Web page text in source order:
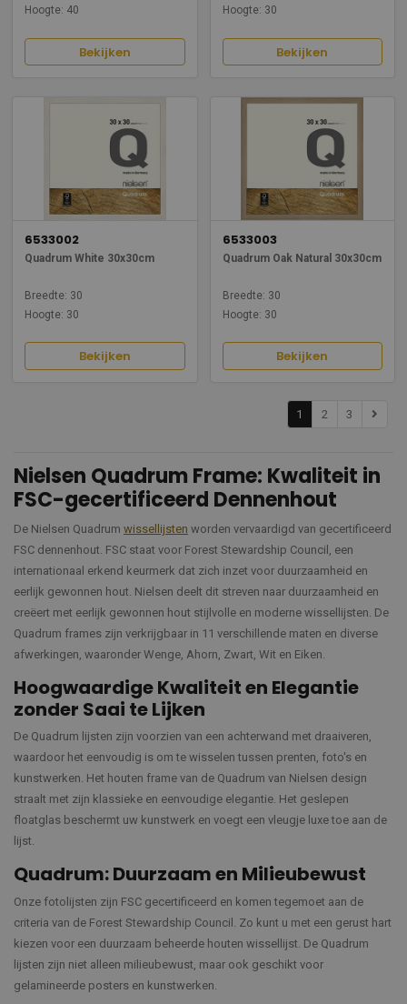
Hoogte: 40
Bekijken
Hoogte: 30
Bekijken
6533002
Quadrum White 30x30cm
Breedte: 30
Hoogte: 30
Bekijken
6533003
Quadrum Oak Natural 30x30cm
Breedte: 30
Hoogte: 30
Bekijken
1 2 3
Nielsen Quadrum Frame: Kwaliteit in
FSC-gecertificeerd Dennenhout
De Nielsen Quadrum wissellijsten worden vervaardigd van gecertificeerd
FSC dennenhout. FSC staat voor Forest Stewardship Council, een
internationaal erkend keurmerk dat zich inzet voor duurzaamheid en
eerlijk gewonnen hout. Nielsen deelt dit streven naar duurzaamheid en
creëert met eerlijk gewonnen hout stijlvolle en moderne wissellijsten. De
Quadrum frames zijn verkrijgbaar in 11 verschillende maten en diverse
afwerkingen, waaronder Wenge, Ahorn, Zwart, Wit en Eiken.
Hoogwaardige Kwaliteit en Elegantie
zonder Saai te Lijken
De Quadrum lijsten zijn voorzien van een achterwand met draaiveren,
waardoor het eenvoudig is om te wisselen tussen prenten, foto's en
kunstwerken. Het houten frame van de Quadrum van Nielsen design
straalt met zijn klassieke en eenvoudige elegantie. Het geslepen
floatglas beschermt uw kunstwerk en voegt een vleugje luxe toe aan de
lijst.
Quadrum: Duurzaam en Milieubewust
Onze fotolijsten zijn FSC gecertificeerd en komen tegemoet aan de
criteria van de Forest Stewardship Council. Zo kunt u met een gerust hart
kiezen voor een duurzaam beheerde houten wissellijst. De Quadrum
lijsten zijn niet alleen milieubewust, maar ook geschikt voor
gelamineerde posters en kunstwerken.